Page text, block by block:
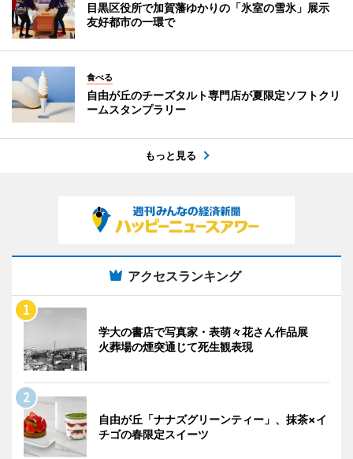
目黒区役所で加賀藩ゆかりの「氷室の雪氷」展示
友好都市の一環で
食べる
自由が丘のチーズタルト専門店が夏限定ソフトクリ
ームスタンプラリー
もっと見る
アクセスランキング
学大の書店で写真家・表萌々花さん作品展
火葬場の煙突通じて死生観表現
自由が丘「ナナズグリーンティー」、抹茶×イ
チゴの春限定スイーツ